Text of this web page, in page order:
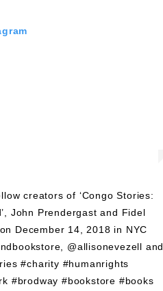
creators of ‘Congo Stories:
John Prendergast and Fidel
December 14, 2018 in NYC
@allisonevezell and
#charity #humanrights
#brodway #bookstore #books